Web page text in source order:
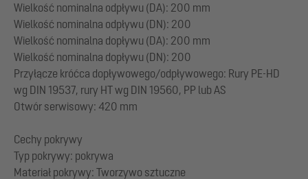
Wielkość nominalna odpływu (DA): 200 mm
Wielkość nominalna odpływu (DN): 200
Wielkość nominalna dopływu (DA): 200 mm
Wielkość nominalna dopływu (DN): 200
Przyłącze króćca dopływowego/odpływowego: Rury PE-HD
wg DIN 19537, rury HT wg DIN 19560, PP lub AS
Otwór serwisowy: 420 mm
Cechy pokrywy
Typ pokrywy: pokrywa
Materiał pokrywy: Tworzywo sztuczne